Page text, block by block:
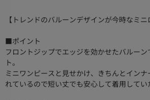
【トレンドのバルーンデザインが今時なミニ
■ポイント
フロントジップでエッジを効かせたバルー
ト。
ミニワンピースと見せかけ、きちんとイン
れているので短い丈でも安心して着用してい